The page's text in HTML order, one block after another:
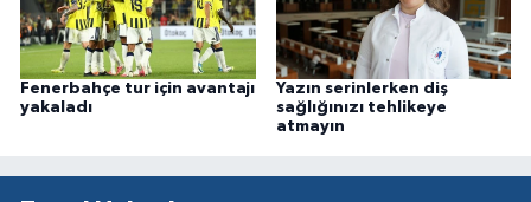
Fenerbahçe tur için avantajı
yakaladı
Yazın serinlerken diş
sağlığınızı tehlikeye
atmayın